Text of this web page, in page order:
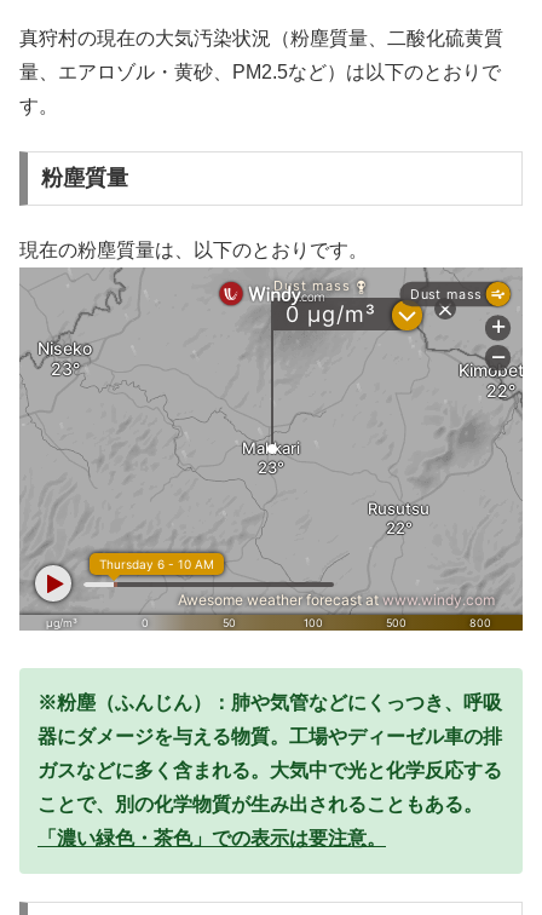
真狩村の現在の大気汚染状況（粉塵質量、二酸化硫黄質
量、エアロゾル・黄砂、PM2.5など）は以下のとおりで
す。
粉塵質量
現在の粉塵質量は、以下のとおりです。
※粉塵（ふんじん）：肺や気管などにくっつき、呼吸
器にダメージを与える物質。工場やディーゼル車の排
ガスなどに多く含まれる。大気中で光と化学反応する
ことで、別の化学物質が生み出されることもある。
「濃い緑色・茶色」での表示は要注意。